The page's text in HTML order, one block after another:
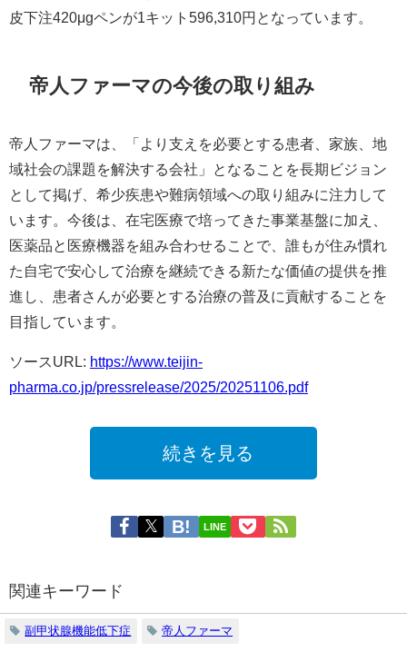
皮下注420μgペンが1キット596,310円となっています。
帝人ファーマの今後の取り組み
帝人ファーマは、「より支えを必要とする患者、家族、地
域社会の課題を解決する会社」となることを長期ビジョン
として掲げ、希少疾患や難病領域への取り組みに注力して
います。今後は、在宅医療で培ってきた事業基盤に加え、
医薬品と医療機器を組み合わせることで、誰もが住み慣れ
た自宅で安心して治療を継続できる新たな価値の提供を推
進し、患者さんが必要とする治療の普及に貢献することを
目指しています。
ソースURL: https://www.teijin-
pharma.co.jp/pressrelease/2025/20251106.pdf
続きを見る
LINE
関連キーワード
副甲状腺機能低下症 帝人ファーマ